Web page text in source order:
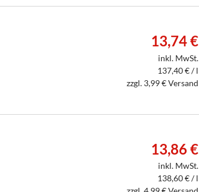
13,74 €
inkl. MwSt.
137,40 € / l
zzgl. 3,99 € Versand
13,86 €
inkl. MwSt.
138,60 € / l